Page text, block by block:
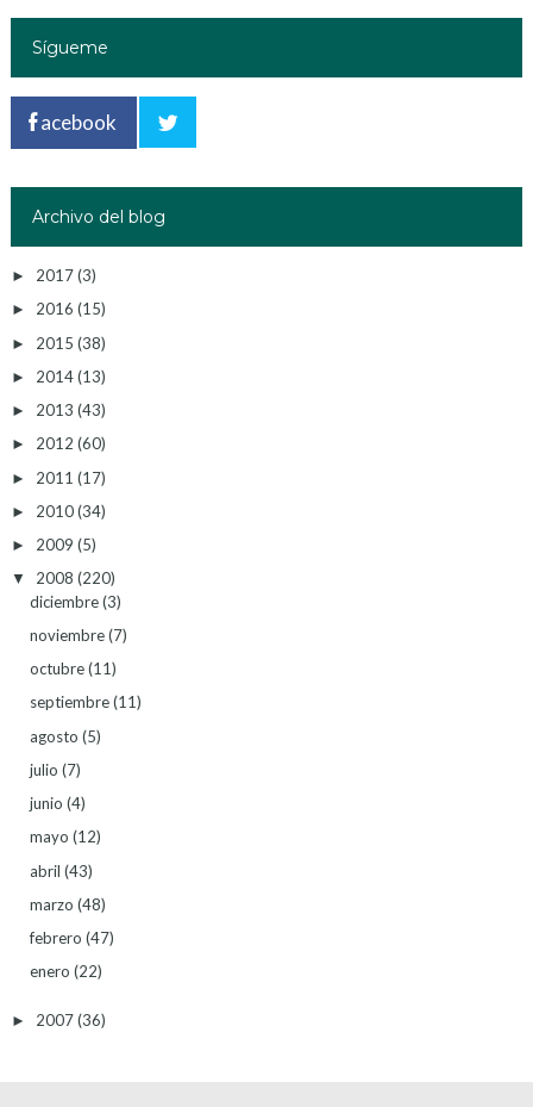
Sígueme
acebook
Archivo del blog
► 2017(3)
► 2016 (15)
► 2015 (38)
► 2014(13)
► 2013 (43)
► 2012 (60)
► 2011 (17)
► 2010(34)
► 2009 (5)
▼ 2008 (220)
diciembre(3)
noviembre(7)
octubre(11)
septiembre(11)
agosto (5)
julio (7)
junio (4)
mayo (12)
abril (43)
marzo (48)
febrero (47)
enero (22)
► 2007(36)